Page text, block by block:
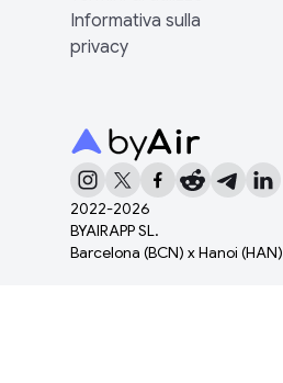
2022-2026
BYAIRAPP SL.
Barcelona (BCN) x Hanoi (HAN)
Informativa sulla
privacy